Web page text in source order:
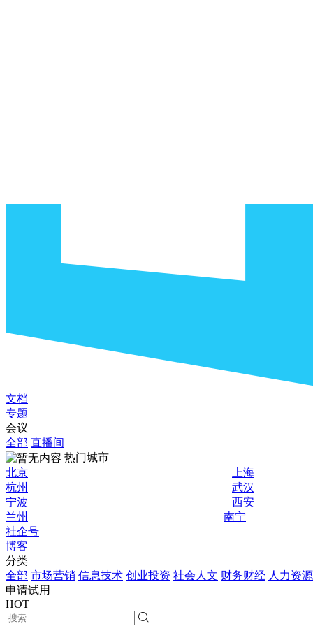
文档
专题
会议
全部 直播间
热门城市
北京
上海
杭州
武汉
宁波
西安
兰州
南宁
社企号
博客
分类
全部 市场营销 信息技术 创业投资 社会人文 财务财经 人力资源
申请试用
HOT